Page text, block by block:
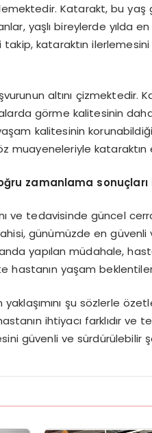
Katarakt, bu yaş
yaşlı bireylerde yılda
takip, kataraktın
altını çizmektedir.
görme kalitesinin
kalitesinin
muayeneleriyle
zamanlama sonuçları
ve tedavisinde güncel
günümüzde en güvenli
yapılan müdahale,
hastanın yaşam
yaklaşımını şu sözlerle
ihtiyacı farklıdır ve
güvenli ve sürdürülebilir